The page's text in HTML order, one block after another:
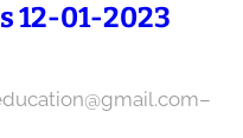
12-01-2023
–